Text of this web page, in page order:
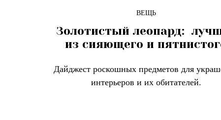
ВЕЩЬ
Золотистый леопард:
из сияющего и
Дайджест роскошных предметов для
интерьеров и их обитателей.